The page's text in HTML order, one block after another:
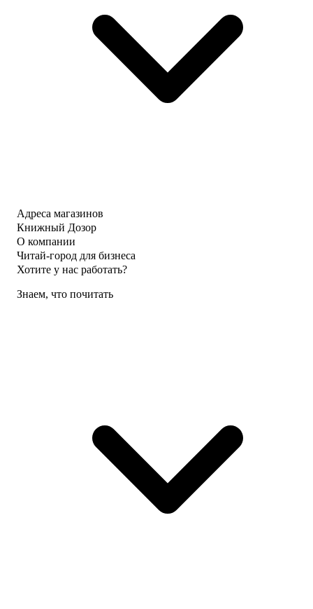
Адреса магазинов
Книжный Дозор
О компании
Читай-город для бизнеса
Хотите у нас работать?
Знаем, что почитать